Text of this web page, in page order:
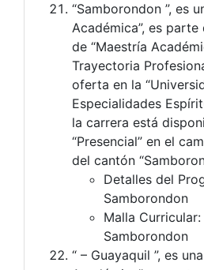
“Samborondon ”, es
Académica”, es
de “Maestría
Trayectoria
oferta en la
Especialidades
la carrera está
“Presencial” en el
del cantón
Detalles del
Samborondon
Malla Curricular:
Samborondon
“ – Guayaquil ”, es